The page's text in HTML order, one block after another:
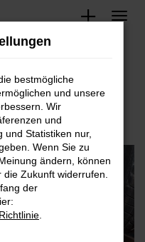
bestmögliche
und unsere
Wir
und
Statistiken nur,
Wenn Sie zu
ändern, können
Zukunft widerrufen.
der